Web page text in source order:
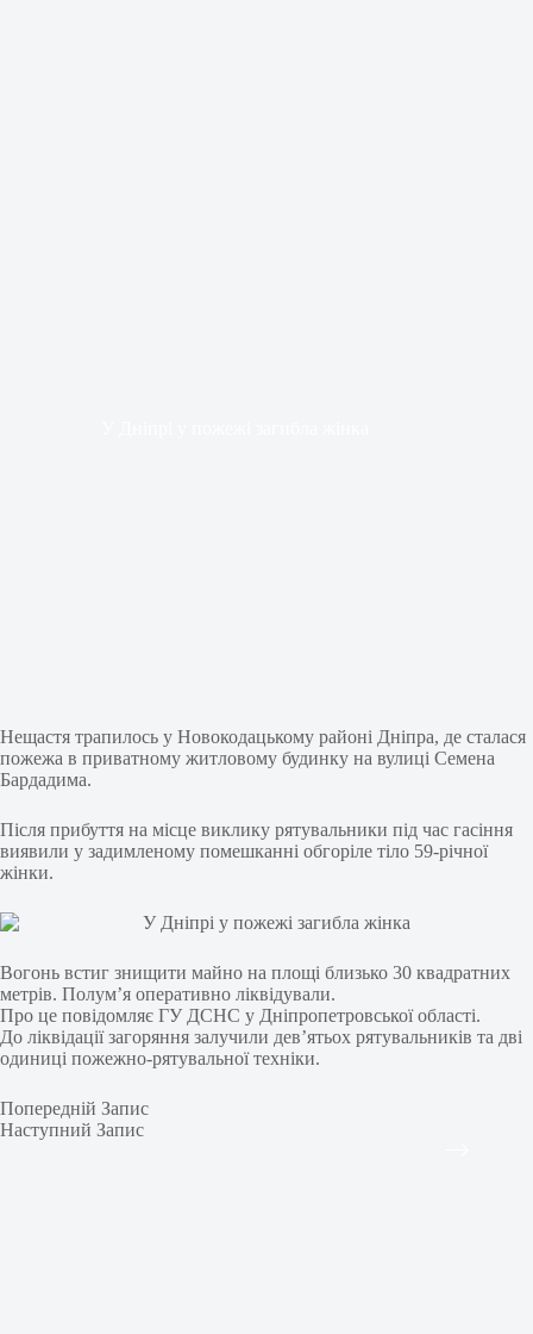
Нещастя трапилось у Новокодацькому районі Дніпра, де сталася
пожежа в приватному житловому будинку на вулиці Семена
Бардадима.
Після прибуття на місце виклику рятувальники під час гасіння
виявили у задимленому помешканні обгоріле тіло 59-річної
жінки.
Вогонь встиг знищити майно на площі близько 30 квадратних
метрів. Полум’я оперативно ліквідували.
Про це повідомляє ГУ ДСНС у Дніпропетровської області.
До ліквідації загоряння залучили дев’ятьох рятувальників та дві
одиниці пожежно-рятувальної техніки.
Попередній Запис
Наступний Запис